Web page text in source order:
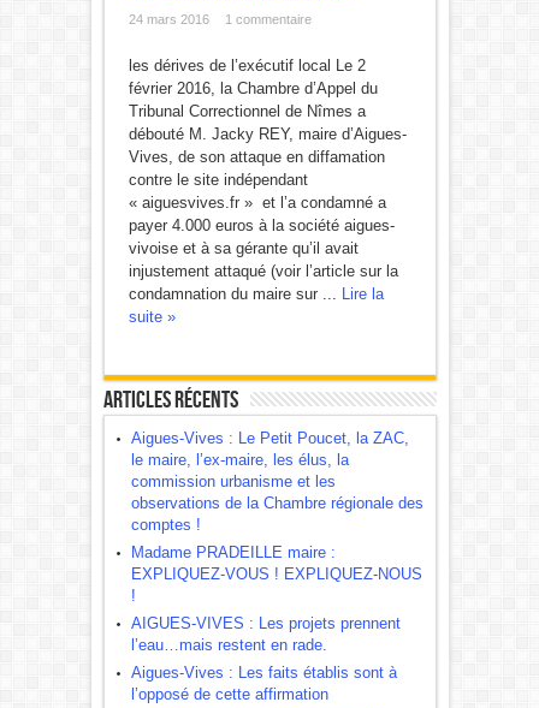
24 mars 2016 1 commentaire
les dérives de l’exécutif local Le 2
février 2016, la Chambre d’Appel du
Tribunal Correctionnel de Nîmes a
débouté M. Jacky REY, maire d’Aigues-
Vives, de son attaque en diffamation
contre le site indépendant
« aiguesvives.fr » et l’a condamné a
payer 4.000 euros à la société aigues-
vivoise et à sa gérante qu’il avait
injustement attaqué (voir l’article sur la
condamnation du maire sur ... Lire la
suite »
Articles récents
Aigues-Vives : Le Petit Poucet, la ZAC,
le maire, l’ex-maire, les élus, la
commission urbanisme et les
observations de la Chambre régionale des
comptes !
Madame PRADEILLE maire :
EXPLIQUEZ-VOUS ! EXPLIQUEZ-NOUS
!
AIGUES-VIVES : Les projets prennent
l’eau…mais restent en rade.
Aigues-Vives : Les faits établis sont à
l’opposé de cette affirmation